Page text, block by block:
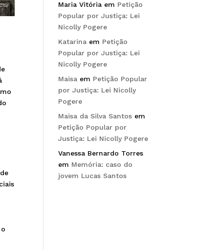
Maria Vitória em Petição
Popular por Justiça: Lei
Nicolly Pogere
Katarina em Petição
Popular por Justiça: Lei
Nicolly Pogere
Maisa em Petição Popular
por Justiça: Lei Nicolly
Pogere
Maisa da Silva Santos em
Petição Popular por
Justiça: Lei Nicolly Pogere
Vanessa Bernardo Torres
em Memória: caso do
jovem Lucas Santos